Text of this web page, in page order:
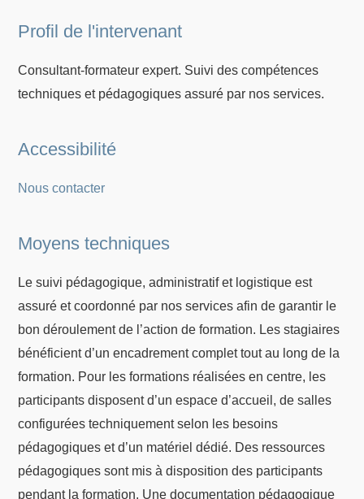
Profil de l'intervenant
Consultant-formateur expert. Suivi des compétences
techniques et pédagogiques assuré par nos services.
Accessibilité
Nous contacter
Moyens techniques
Le suivi pédagogique, administratif et logistique est
assuré et coordonné par nos services afin de garantir le
bon déroulement de l’action de formation. Les stagiaires
bénéficient d’un encadrement complet tout au long de la
formation. Pour les formations réalisées en centre, les
participants disposent d’un espace d’accueil, de salles
configurées techniquement selon les besoins
pédagogiques et d’un matériel dédié. Des ressources
pédagogiques sont mis à disposition des participants
pendant la formation. Une documentation pédagogique